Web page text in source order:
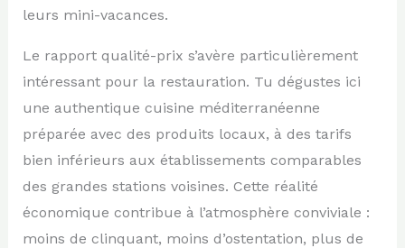
leurs mini-vacances.
Le rapport qualité-prix s’avère particulièrement
intéressant pour la restauration. Tu dégustes ici
une authentique cuisine méditerranéenne
préparée avec des produits locaux, à des tarifs
bien inférieurs aux établissements comparables
des grandes stations voisines. Cette réalité
économique contribue à l’atmosphère conviviale :
moins de clinquant, moins d’ostentation, plus de